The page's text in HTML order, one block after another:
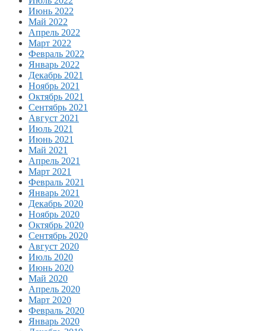
Июнь 2022
Май 2022
Апрель 2022
Март 2022
Февраль 2022
Январь 2022
Декабрь 2021
Ноябрь 2021
Октябрь 2021
Сентябрь 2021
Август 2021
Июль 2021
Июнь 2021
Май 2021
Апрель 2021
Март 2021
Февраль 2021
Январь 2021
Декабрь 2020
Ноябрь 2020
Октябрь 2020
Сентябрь 2020
Август 2020
Июль 2020
Июнь 2020
Май 2020
Апрель 2020
Март 2020
Февраль 2020
Январь 2020